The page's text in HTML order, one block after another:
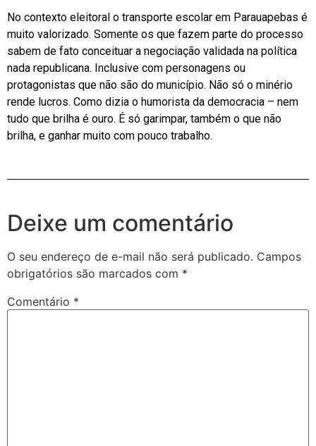
No contexto eleitoral o transporte escolar em Parauapebas é
muito valorizado. Somente os que fazem parte do processo
sabem de fato conceituar a negociação validada na política
nada republicana. Inclusive com personagens ou
protagonistas que não são do município. Não só o minério
rende lucros. Como dizia o humorista da democracia – nem
tudo que brilha é ouro. É só garimpar, também o que não
brilha, e ganhar muito com pouco trabalho.
Deixe um comentário
O seu endereço de e-mail não será publicado. Campos
obrigatórios são marcados com *
Comentário *